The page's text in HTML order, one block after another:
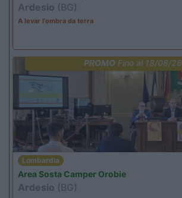
Ardesio (BG)
A levar l'ombra da terra
PROMO Fino al 18/08/26
Lombardia
Area Sosta Camper Orobie
Ardesio (BG)